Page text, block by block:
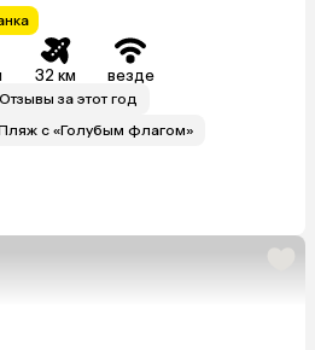
32 км везде
Отзывы за этот год
с «Голубым флагом»